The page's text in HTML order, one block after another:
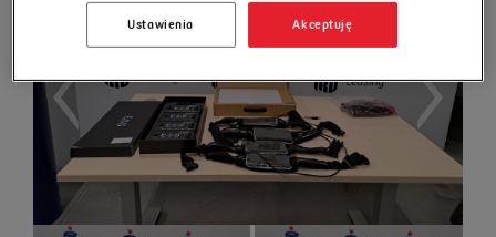
Akceptuję
Ustawienia